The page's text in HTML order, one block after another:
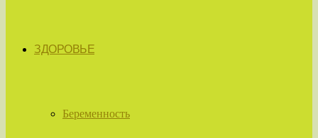
ЗДОРОВЬЕ
Беременность